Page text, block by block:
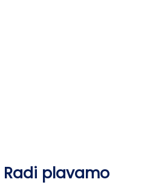
Radi plavamo